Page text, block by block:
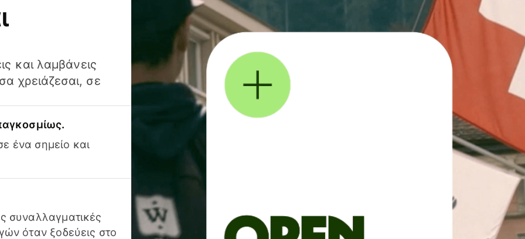
και λαμβάνεις
χρειάζεσαι, σε
ένα σημείο και
συναλλαγματικές
όταν ξοδεύεις στο